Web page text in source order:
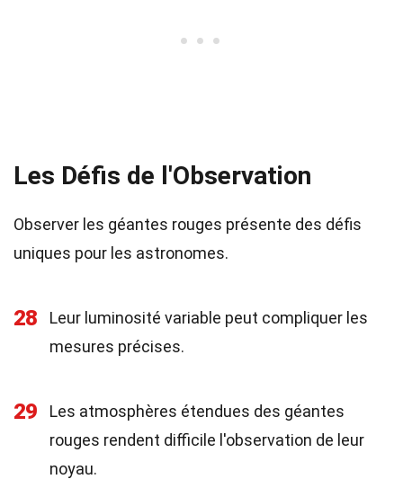
Les Défis de l'Observation
Observer les géantes rouges présente des défis
uniques pour les astronomes.
28
Leur luminosité variable peut compliquer les
mesures précises.
29
Les atmosphères étendues des géantes
rouges rendent difficile l'observation de leur
noyau.